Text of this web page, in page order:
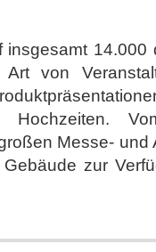
14.000
von
Messe- und
zur